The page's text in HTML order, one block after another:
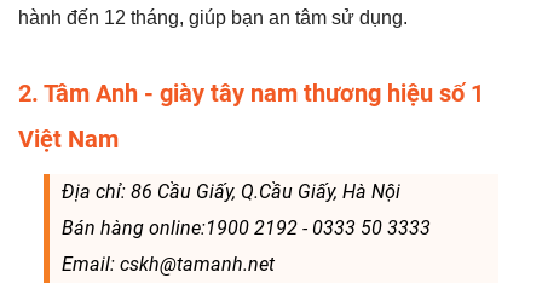
hành đến 12 tháng, giúp bạn an tâm sử dụng.
2. Tâm Anh - giày tây nam thương hiệu số 1
Việt Nam
Địa chỉ: 86 Cầu Giấy, Q.Cầu Giấy, Hà Nội
Bán hàng online:1900 2192 - 0333 50 3333
Email: cskh@tamanh.net